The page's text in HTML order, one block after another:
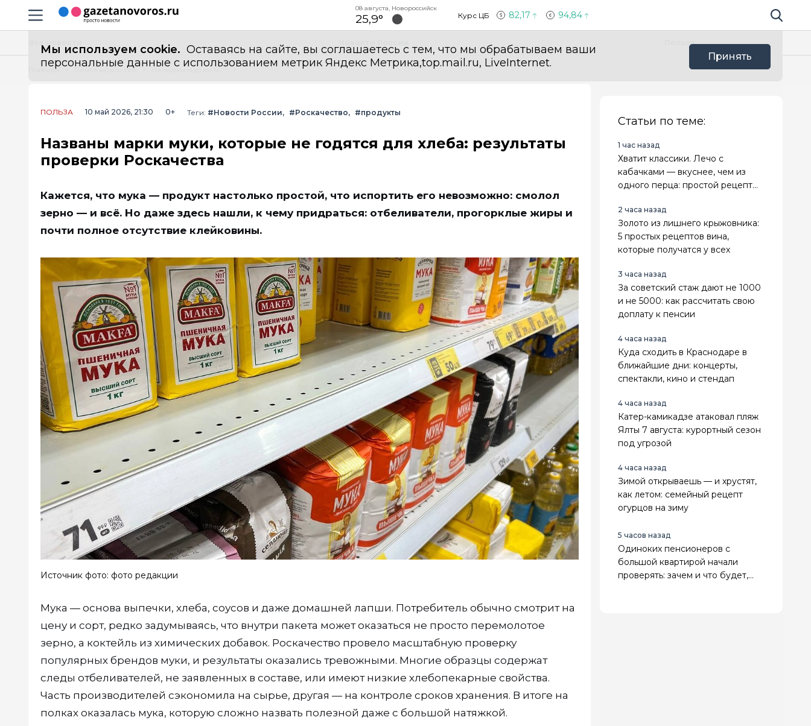
Навигация сайта
08 августа, Новороссийск
25,9° Курс ЦБ 82,17 94,84 Поиск по
Мы используем cookie. Оставаясь на сайте, вы соглашаетесь с тем, что мы обрабатываем ваши
персональные данные с использованием метрик Яндекс Метрика,top.mail.ru, LiveInternet.
Принять
Польза
Главная Лента новостей Названы марки муки, которые не годятся для хлеба: результаты проверки Роскачества
ПОЛЬЗА 10 май 2026, 21:30 0+ Теги: #Новости России #Роскачество #продукты
Названы марки муки, которые не годятся для хлеба: результаты
проверки Роскачества
Кажется, что мука — продукт настолько простой, что испортить его невозможно: смолол
зерно — и всё. Но даже здесь нашли, к чему придраться: отбеливатели, прогорклые жиры и
почти полное отсутствие клейковины.
Источник фото: фото редакции
Мука — основа выпечки, хлеба, соусов и даже домашней лапши. Потребитель обычно смотрит на
цену и сорт, редко задумываясь, что внутри пакета может оказаться не просто перемолотое
зерно, а коктейль из химических добавок. Роскачество провело масштабную проверку
популярных брендов муки, и результаты оказались тревожными. Многие образцы содержат
следы отбеливателей, не заявленных в составе, или имеют низкие хлебопекарные свойства.
Часть производителей сэкономила на сырье, другая — на контроле сроков хранения. В итоге на
полках оказалась мука, которую сложно назвать полезной даже с большой натяжкой.
Статьи по теме:
1 час назад
Хватит классики. Лечо с
кабачками — вкуснее, чем из
одного перца: простой рецепт
2 часа назад
Золото из лишнего крыжовника:
5 простых рецептов вина,
которые получатся у всех
3 часа назад
За советский стаж дают не 1000
и не 5000: как рассчитать свою
доплату к пенсии
4 часа назад
Куда сходить в Краснодаре в
ближайшие дни: концерты,
спектакли, кино и стендап
4 часа назад
Катер-камикадзе атаковал пляж
Ялты 7 августа: курортный сезон
под угрозой
4 часа назад
Зимой открываешь — и хрустят,
как летом: семейный рецепт
огурцов на зиму
5 часов назад
Одиноких пенсионеров с
большой квартирой начали
проверять: зачем и что будет,